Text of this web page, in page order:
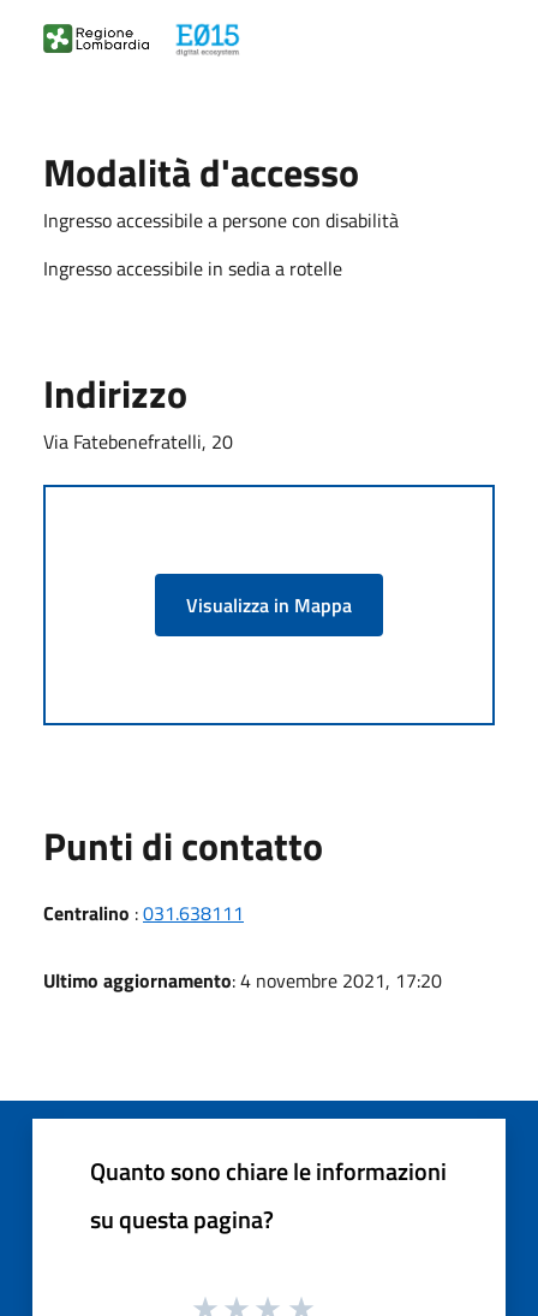
Modalità d'accesso
Ingresso accessibile a persone con disabilità
Ingresso accessibile in sedia a rotelle
Indirizzo
Via Fatebenefratelli, 20
Visualizza in Mappa
Punti di contatto
Centralino :031.638111
Ultimo aggiornamento: 4 novembre 2021, 17:20
Quanto sono chiare le informazioni
su questa pagina?